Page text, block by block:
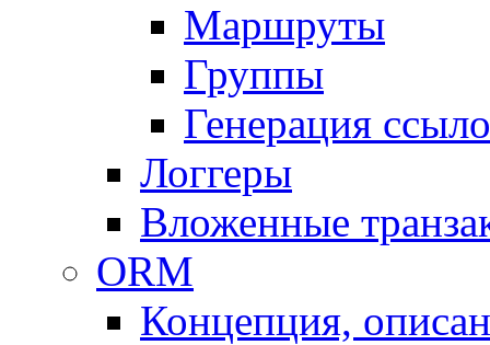
Маршруты
Группы
Генерация
Логгеры
Вложенные
ORM
Концепция,